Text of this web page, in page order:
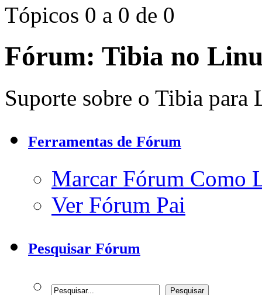
Tópicos 0 a 0 de 0
Fórum: Tibia no
Suporte sobre o Tibia para
Ferramentas de Fórum
Marcar Fórum Como
Ver Fórum Pai
Pesquisar Fórum